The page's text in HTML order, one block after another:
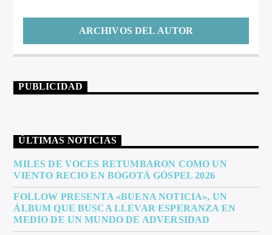
ARCHIVOS DEL AUTOR
PUBLICIDAD
ÚLTIMAS NOTICIAS
MILES DE VOCES RETUMBARON COMO UN
VIENTO RECIO EN BOGOTÁ GÓSPEL 2026
FOLLOW PRESENTA «BUENA NOTICIA», UN
ÁLBUM QUE BUSCA LLEVAR ESPERANZA EN
MEDIO DE UN MUNDO DE ADVERSIDAD